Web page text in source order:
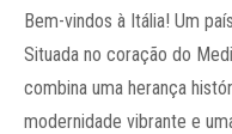
Bem-vindos à Itália! Um
Situada no coração do
combina uma herança
modernidade vibrante e